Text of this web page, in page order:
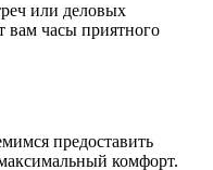
или деловых
вам часы приятного
предоставить
комфорт.